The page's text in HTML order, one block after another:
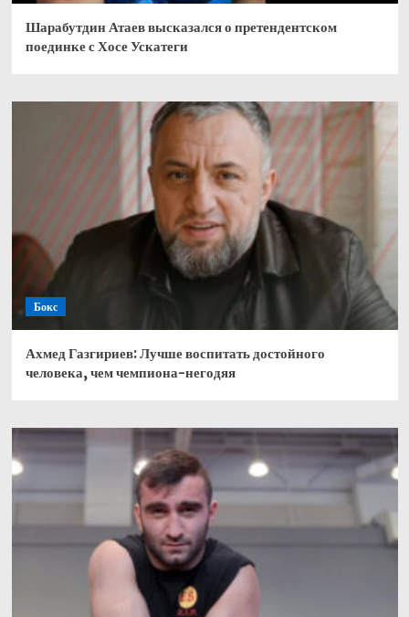
Шарабутдин Атаев высказался о претендентском
поединке с Хосе Ускатеги
Бокс
Ахмед Газгириев: Лучше воспитать достойного
человека, чем чемпиона-негодяя